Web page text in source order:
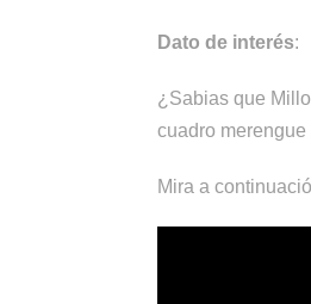
Dato de interés:
¿Sabias que
cuadro
Mira a